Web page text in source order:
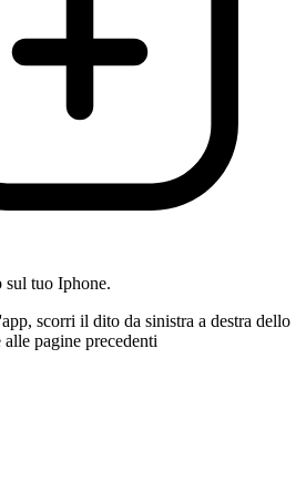
sul tuo Iphone.
scorri il dito da sinistra a destra dello
pagine precedenti